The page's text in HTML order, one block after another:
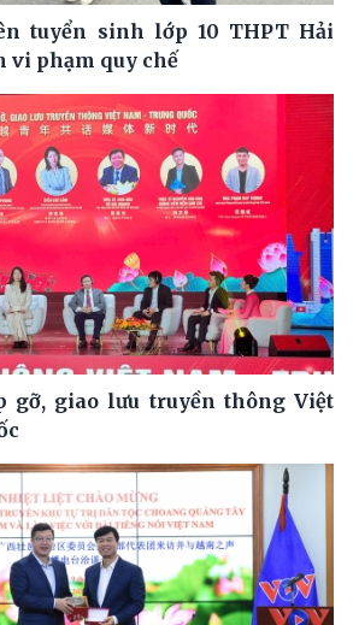
tuyển sinh lớp 10 THPT Hải
vi phạm quy chế
gỡ, giao lưu truyền thông Việt